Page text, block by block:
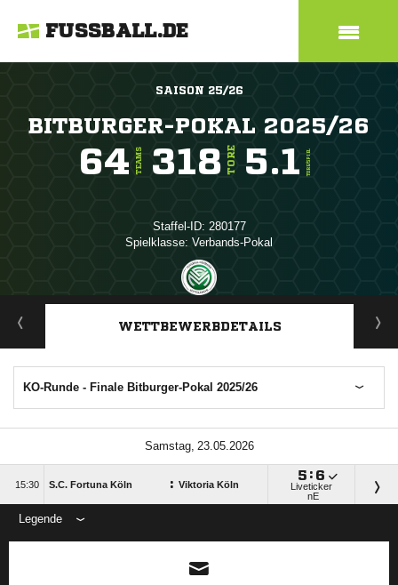
FUSSBALL.DE
SAISON 25/26
BITBURGER-POKAL 2025/26
64 TEAMS 318 TORE 5.1 TORE/SPIEL
Staffel-ID: 280177
Spielklasse: Verbands-Pokal
ANZEIGE
WETTBEWERBDETAILS
KO-Runde - Finale Bitburger-Pokal 2025/26
 
 S.C. Fortuna Köln : Viktoria Köln
 : 
Liveticker
nE
Legende